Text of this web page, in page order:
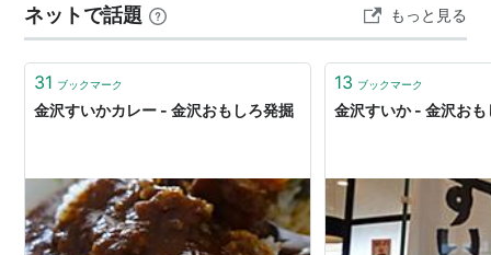
「金沢砂丘すいかゼリー」。 開封後、思い出したように
撮影。 すいかのゼリ―は珍しい気がする。 …
ネットで話題 もっと見る
31 ブックマーク
金沢すいかカレー - 金沢おもしろ発掘
13 ブックマーク
金沢すいか - 金沢お